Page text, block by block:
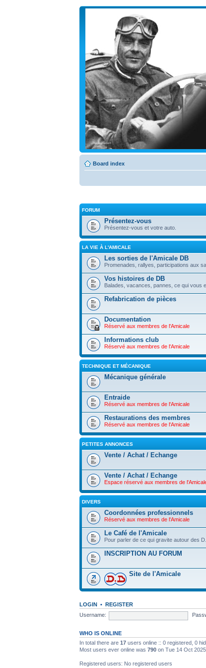
Board index
FORUM
Présentez-vous
Présentez-vous et votre auto.
LA VIE À L'AMICALE
Les sorties de l'Amicale DB
Promenades, rallyes, participations aux
Vos histoires de DB
Balades, vacances, pannes, ce qui vous
Refabrication de pièces
Documentation
Réservé aux membres de l'Amicale
Informations club
Réservé aux membres de l'Amicale
TECHNIQUE ET MÉCANIQUE
Mécanique générale
Entraide
Réservé aux membres de l'Amicale
Restaurations des membres
Réservé aux membres de l'Amicale
PETITES ANNONCES
Vente / Achat / Echange
Vente / Achat / Echange
Espace réservé aux membres de
DIVERS
Coordonnées professionnels
Réservé aux membres de l'Amicale
Le Café de l'Amicale
Pour parler de ce qui gravite autour des
INSCRIPTION AU FORUM
Site de l'Amicale
LOGIN • REGISTER
Username:
WHO IS ONLINE
In total there are 17 users online :: 0 registered, 0
Most users ever online was 790 on Tue 14 Oct
Registered users: No registered users